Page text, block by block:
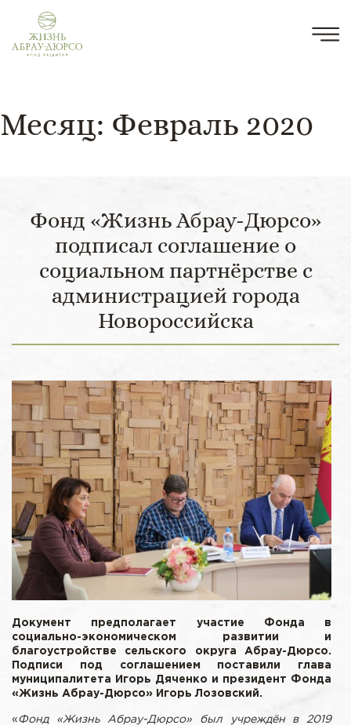
Месяц: Февраль 2020
Фонд «Жизнь Абрау-Дюрсо»
подписал соглашение о
социальном партнёрстве с
администрацией города
Новороссийска
Документ предполагает участие Фонда в
социально-экономическом развитии и
благоустройстве сельского округа Абрау-Дюрсо.
Подписи под соглашением поставили глава
муниципалитета Игорь Дяченко и президент Фонда
«Жизнь Абрау-Дюрсо» Игорь Лозовский.
«Фонд «Жизнь Абрау-Дюрсо» был учреждён в 2019